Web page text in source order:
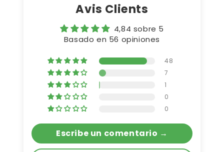
Avis Clients
4,84 sobre 5
Basado en 56 opiniones
48
7
1
0
0
Escribe un comentario →